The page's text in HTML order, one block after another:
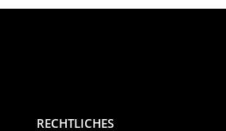
RECHTLICHES